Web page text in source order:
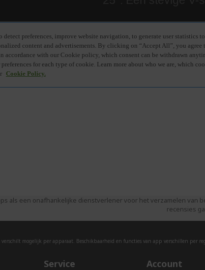
als een onafhankelijke dienstverlener voor het verzamelen
recensies
mogelijk per apparaat. Beschikbaarheid en functies van app verschillen per
Service Account